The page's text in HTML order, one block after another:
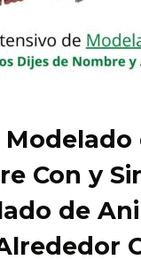
Modelado
Con y
de